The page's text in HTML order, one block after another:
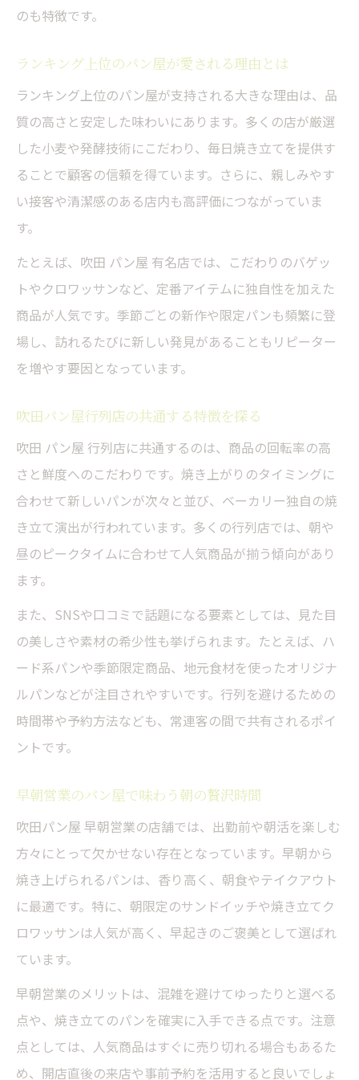
百名店選出パン屋の共通点と魅力を探る
ランキング上位店の混雑状況と実態調査
吹田パン屋で人気の朝イチ商品を分析
食べログパン百名店の評価視点を解説
早朝営業やハード系パンが人気の理由
吹田パン屋の早朝営業が支持される背景
行列必至のパン屋で味わう限定商品特集
パン屋アワード受賞店の早朝戦略に迫る
大阪エリアで自分に合うパン屋を見極める
吹田パン屋のランキング活用術を伝授
有名パン屋と地元密着店の選び方比較
自分好みのパン屋を見つけるコツ
パン屋巡りで押さえるべき最新トレンド
のも特徴です。
ランキング上位のパン屋が愛される理由とは
ランキング上位のパン屋が支持される大きな理由は、品
質の高さと安定した味わいにあります。多くの店が厳選
した小麦や発酵技術にこだわり、毎日焼き立てを提供す
ることで顧客の信頼を得ています。さらに、親しみやす
い接客や清潔感のある店内も高評価につながっていま
す。
たとえば、吹田 パン屋 有名店では、こだわりのバゲッ
トやクロワッサンなど、定番アイテムに独自性を加えた
商品が人気です。季節ごとの新作や限定パンも頻繁に登
場し、訪れるたびに新しい発見があることもリピーター
を増やす要因となっています。
吹田パン屋行列店の共通する特徴を探る
吹田 パン屋 行列店に共通するのは、商品の回転率の高
さと鮮度へのこだわりです。焼き上がりのタイミングに
合わせて新しいパンが次々と並び、ベーカリー独自の焼
き立て演出が行われています。多くの行列店では、朝や
昼のピークタイムに合わせて人気商品が揃う傾向があり
ます。
また、SNSや口コミで話題になる要素としては、見た目
の美しさや素材の希少性も挙げられます。たとえば、ハ
ード系パンや季節限定商品、地元食材を使ったオリジナ
ルパンなどが注目されやすいです。行列を避けるための
時間帯や予約方法なども、常連客の間で共有されるポイ
ントです。
早朝営業のパン屋で味わう朝の贅沢時間
吹田パン屋 早朝営業の店舗では、出勤前や朝活を楽しむ
方々にとって欠かせない存在となっています。早朝から
焼き上げられるパンは、香り高く、朝食やテイクアウト
に最適です。特に、朝限定のサンドイッチや焼き立てク
ロワッサンは人気が高く、早起きのご褒美として選ばれ
ています。
早朝営業のメリットは、混雑を避けてゆったりと選べる
点や、焼き立てのパンを確実に入手できる点です。注意
点としては、人気商品はすぐに売り切れる場合もあるた
め、開店直後の来店や事前予約を活用すると良いでしょ